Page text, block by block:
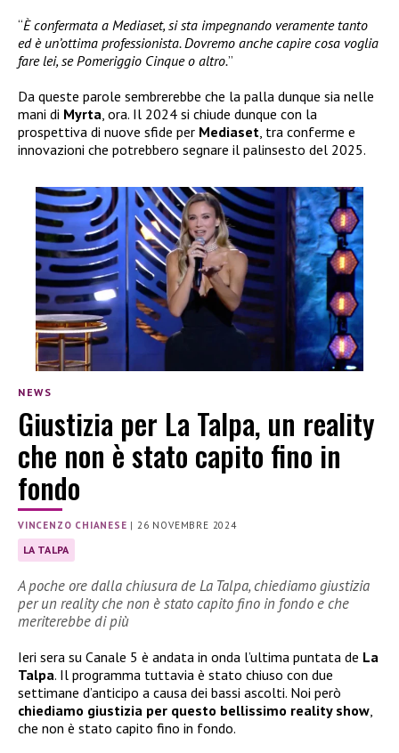
“È confermata a Mediaset, si sta impegnando veramente tanto
ed è un’ottima professionista. Dovremo anche capire cosa voglia
fare lei, se Pomeriggio Cinque o altro.”
Da queste parole sembrerebbe che la palla dunque sia nelle
mani di Myrta, ora. Il 2024 si chiude dunque con la
prospettiva di nuove sfide per Mediaset, tra conferme e
innovazioni che potrebbero segnare il palinsesto del 2025.
NEWS
Giustizia per La Talpa, un reality
che non è stato capito fino in
fondo
VINCENZO CHIANESE | 26 NOVEMBRE 2024
LA TALPA
A poche ore dalla chiusura de La Talpa, chiediamo giustizia
per un reality che non è stato capito fino in fondo e che
meriterebbe di più
Ieri sera su Canale 5 è andata in onda l’ultima puntata de La
Talpa. Il programma tuttavia è stato chiuso con due
settimane d’anticipo a causa dei bassi ascolti. Noi però
chiediamo giustizia per questo bellissimo reality show
che non è stato capito fino in fondo.